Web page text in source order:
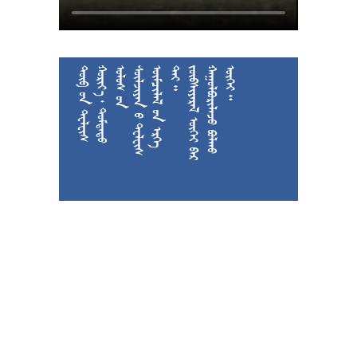

































































  






































 